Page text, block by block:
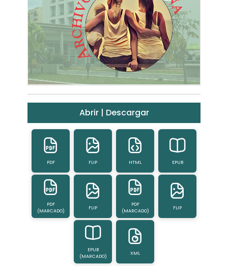
Abrir | Descargar
PDF FLIP HTML EPUB
PDF
(MARCADO)
FLIP
PDF
(MARCADO)
FLIP
EPUB
(MARCADO)
XML